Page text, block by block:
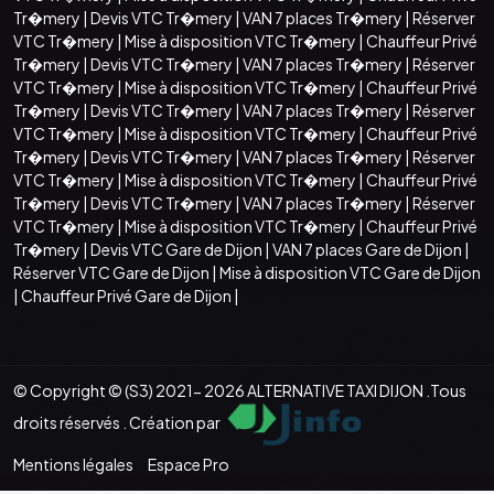
Tr�mery | Devis VTC Tr�mery | VAN 7 places Tr�mery | Réserver
VTC Tr�mery | Mise à disposition VTC Tr�mery | Chauffeur Privé
Tr�mery | Devis VTC Tr�mery | VAN 7 places Tr�mery | Réserver
VTC Tr�mery | Mise à disposition VTC Tr�mery | Chauffeur Privé
Tr�mery | Devis VTC Tr�mery | VAN 7 places Tr�mery | Réserver
VTC Tr�mery | Mise à disposition VTC Tr�mery | Chauffeur Privé
Tr�mery | Devis VTC Tr�mery | VAN 7 places Tr�mery | Réserver
VTC Tr�mery | Mise à disposition VTC Tr�mery | Chauffeur Privé
Tr�mery | Devis VTC Tr�mery | VAN 7 places Tr�mery | Réserver
VTC Tr�mery | Mise à disposition VTC Tr�mery | Chauffeur Privé
Tr�mery | Devis VTC Gare de Dijon | VAN 7 places Gare de Dijon |
Réserver VTC Gare de Dijon | Mise à disposition VTC Gare de Dijon
| Chauffeur Privé Gare de Dijon |
© Copyright © (S3) 2021- 2026 ALTERNATIVE TAXI DIJON .Tous
droits réservés . Création par
Mentions légales Espace Pro